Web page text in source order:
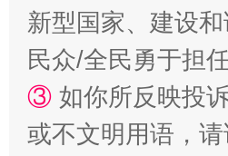
漫山遍野的桃花与雪山、麦地、
新型国家、建设
民众/全民勇于担
③ 如你所反映投
或不文明用语，